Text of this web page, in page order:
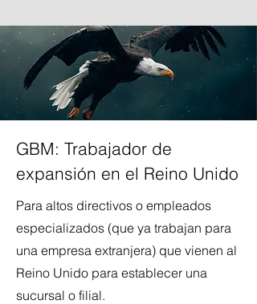
GBM: Trabajador de
expansión en el Reino Unido
Para altos directivos o empleados
especializados (que ya trabajan para
una empresa extranjera) que vienen al
Reino Unido para establecer una
sucursal o filial.